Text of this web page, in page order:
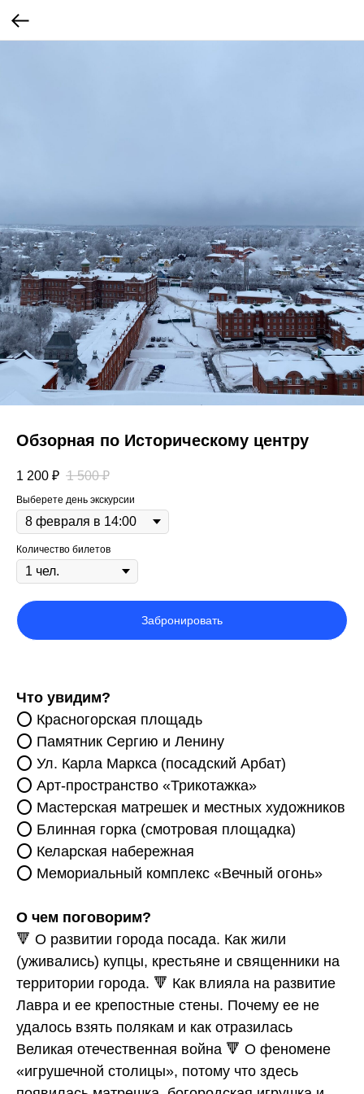
Обзорная по Историческому центру
1 200 ₽ 1 500 ₽
Выберете день экскурсии
Количество билетов
Забронировать
Что увидим?
⭕️ Красногорская площадь
⭕️ Памятник Сергию и Ленину
⭕️ Ул. Карла Маркса (посадский Арбат)
⭕️ Арт-пространство «Трикотажка»
⭕️ Мастерская матрешек и местных художников
⭕️ Блинная горка (смотровая площадка)
⭕️ Келарская набережная
⭕️ Мемориальный комплекс «Вечный огонь»
О чем поговорим?
🔻 О развитии города посада. Как жили
(уживались) купцы, крестьяне и священники на
территории города. 🔻 Как влияла на развитие
Лавра и ее крепостные стены. Почему ее не
удалось взять полякам и как отразилась
Великая отечественная война 🔻 О феномене
«игрушечной столицы», потому что здесь